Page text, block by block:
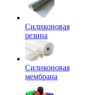
Силиконовая
резина
Силиконовая
мембрана